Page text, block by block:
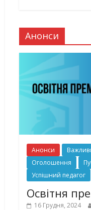
Анонси
Анонси
Оголошення
Успішний педагог
Освітня
16 Грудня, 2024